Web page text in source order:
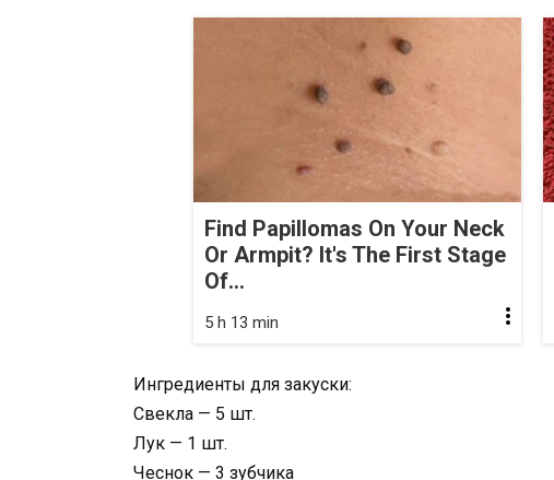
Find Papillomas On Your Neck
Or Armpit? It's The First Stage
Of...
5 h 13 min
Ингредиенты для закуски:
Свекла — 5 шт.
Лук — 1 шт.
Чеснок — 3 зубчика